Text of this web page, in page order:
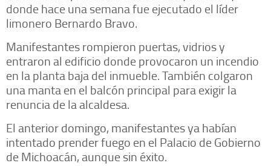
donde hace una semana fue ejecutado el líder
limonero Bernardo Bravo.
Manifestantes rompieron puertas, vidrios y
entraron al edificio donde provocaron un incendio
en la planta baja del inmueble. También colgaron
una manta en el balcón principal para exigir la
renuncia de la alcaldesa.
El anterior domingo, manifestantes ya habían
intentado prender fuego en el Palacio de Gobierno
de Michoacán, aunque sin éxito.